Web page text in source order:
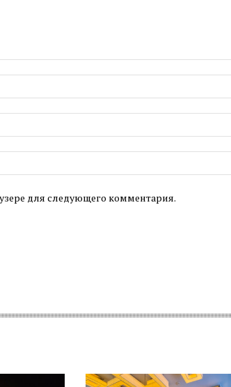
для следующего комментария.